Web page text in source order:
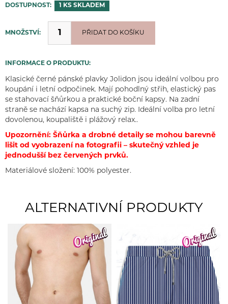
DOSTUPNOST: 1 KS SKLADEM
MNOŽSTVÍ:
PŘIDÁNO PŘIDAT DO KOŠÍKU
INFORMACE O PRODUKTU:
Klasické černé pánské plavky Jolidon jsou ideální volbou pro
koupání i letní odpočinek. Mají pohodlný střih, elastický pas
se stahovací šňůrkou a praktické boční kapsy. Na zadní
straně se nachází kapsa na suchý zip. Ideální volba pro letní
dovolenou, koupaliště i plážový relax..
Upozornění: Šňůrka a drobné detaily se mohou barevně
lišit od vyobrazení na fotografii – skutečný vzhled je
jednodušší bez červených prvků.
Materiálové složení: 100% polyester.
ALTERNATIVNÍ PRODUKTY